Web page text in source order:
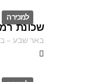
למכירה
ID
שכונת
באר שבע–